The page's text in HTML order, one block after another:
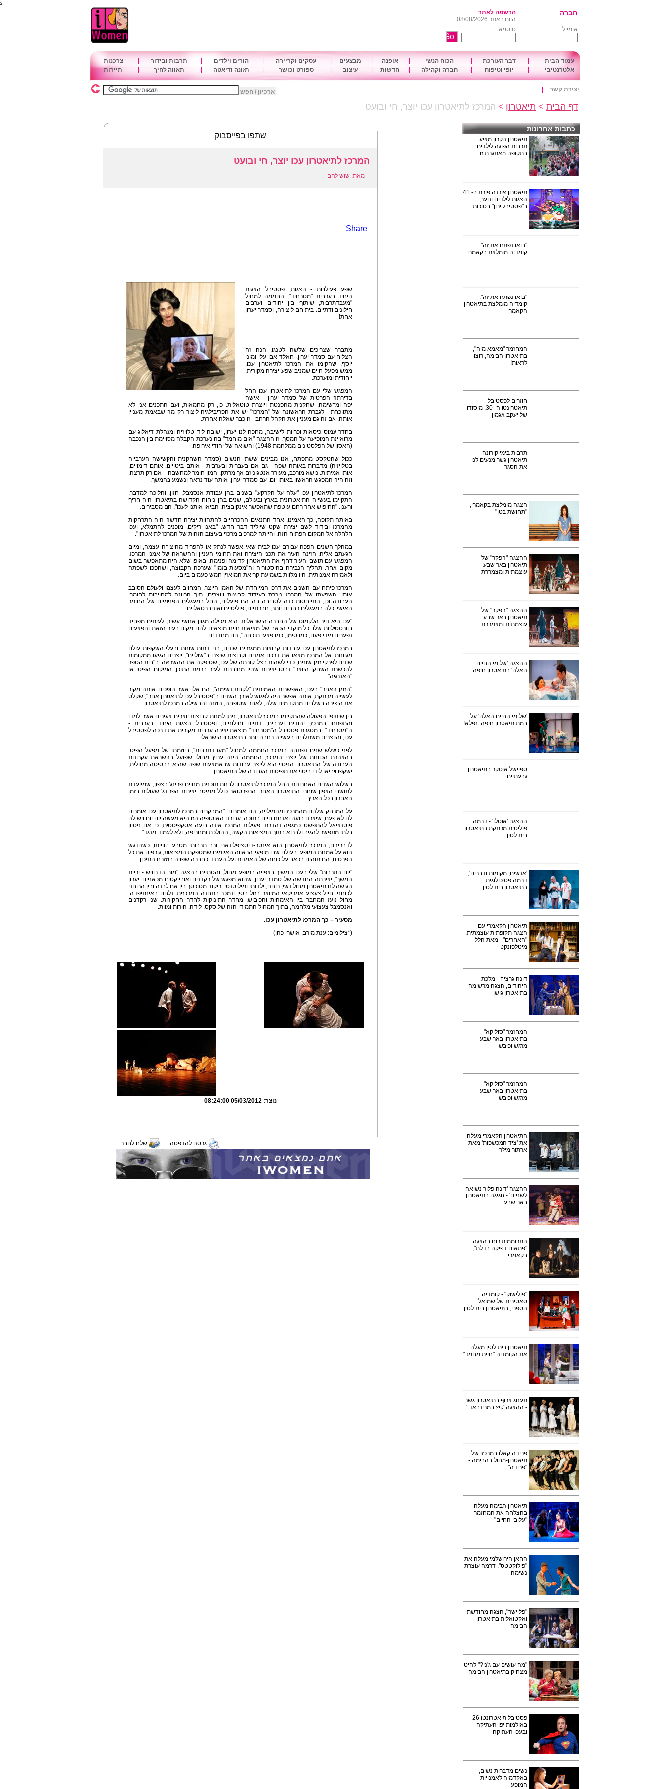
s
חברה
הרשמה לאתר
היום באתר 08/08/2026
אימייל
סיסמא
עמוד הבית דבר העורכת הכוח הנשי אופנה מבצעים עסקים וקריירה הורים וילדים תרבות ובידור
צרכנות
אלטרנטיבי
יופי וטיפוח חברה וקהילה חדשות עיצוב ספורט וכושר תזונה ודיאטה תאווה לחיך תיירות
יצירת קשר ארכיון / חפש
דף הבית > תיאטרון > המרכז לתיאטרון עכו יוצר, חי ובועט
כתבות אחרונות
תיאטרון הקרון מציע
תרבות הפוגה לילדים
בתקופה מאתגרת זו
תיאטרון אורנה פורת ב- 41
הצגות לילדים ונוער,
ב"פסטיבל ירון" בסוכות
"בואו נפתח את זה":
קומדיה מומלצת בקאמרי
"בואו נפתח את זה":
קומדיה מומלצת בתיאטרון
הקאמרי
המחזמר "מאמא מיה",
בתיאטרון הבימה, רוצו
לראות!
חוזרים לפסטיבל
תיאטרונטו ה- 30, מיסודו
של יעקב אגמון
תרבות בימי קורונה -
תיאטרון גשר מנעים לנו
את הסגר
הצגה מומלצת בקאמרי,
"תחושת בטן"
ההצגה "הפקר" של
תיאטרון באר שבע
עוצמתית ומצמררת
ההצגה "הפקר" של
תיאטרון באר שבע
עוצמתית ומצמררת
ההצגה 'של מי החיים
האלה' בתיאטרון חיפה
'של מי החיים האלה' על
במת תיאטרון חיפה. נפלא!
ספיישל אוסקר בתיאטרון
גבעתיים
ההצגה 'אוסלו' - דרמה
פוליטית מרתקת בתיאטרון
בית לסין
'אנשים, מקומות ודברים',
דרמה פסיכולוגית
בתיאטרון בית לסין
תיאטרון הקאמרי עם
הצגה תקופתית עוצמתית,
"האחרים" - מאת הלל
מיטלפונקט
דונה גרציה - מלכת
היהודים, הצגה מרשימה
בתיאטרון גושן
המחזמר "סוליקא"
בתיאטרון באר שבע -
מרגש וכובש
המחזמר "סוליקא"
בתיאטרון באר שבע -
מרגש וכובש
התיאטרון הקאמרי מעלה
את 'ציד המכשפות' מאת
ארתור מילר
ההצגה 'דונה פלור נשואה
לשניים' - חגיגה בתיאטרון
באר שבע
התרוממות רוח בהצגה
"פתאום דפיקה בדלת",
בקאמרי
"פולישוק" - קומדיה
סאטירית של שמואל
הספרי, בתיאטרון בית לסין
תיאטרון בית לסין מעלה
את הקומדיה "חיית מחמד"
תענוג צרוף בתיאטרון גשר
- ההצגה 'קיץ במרינבאד '
פרידה קאלו במרכזו של
תיאטרון-מחול בהבימה -
"פרידה"
תיאטרון הבימה מעלה
בהצלחה את המחזמר
"עלובי החיים"
החאן הירושלמי מעלה את
"פילוקטטס", דרמה עוצרת
נשימה
"פליישר", הצגה מחודשת
ואקטואלית בתיאטרון
הבימה
"מה עושים עם ג'ני?" להיט
מצחיק בתיאטרון הבימה
פסטיבל תיאטרונטו 26
באולמות יפו העתיקה
ובעכו העתיקה
נשים מדברות נשים,
באקדמיה לאמנויות
המופע
שתפו בפייסבוק
המרכז לתיאטרון עכו יוצר, חי ובועט
מאת: שוש להב
Share
שפע פעילויות - הצגות, פסטיבל הצגות
היחיד בערבית "מסרחיד", החממה למחול
"מעבדתרבות, שיתוף בין יהודים וערבים
חילונים ודתיים. בית חם ליצירה, וסמדר יערון
אחת!
מתברר שצריכים שלשה לטנגו, הנה זה
הצליח עם סמדר יערון, חאלד אבו עלי ומוני
יוסף, שהקימו את המרכז לתיאטרון עכו,
ממש מפעל חיים שמניב שפע יצירה מקורית,
ייחודית ומוערכת.
המפגש שלי עם המרכז לתיאטרון עכו החל
בדירתה הפרטית של סמדר יערון - אישה
יפה ומרשימה, שחקנית מהפנטת ויוצרת טוטאלית. כן, רק מחמאות, ועם התכנים אני לא
מתווכחת - לגברת הראשונה של "המרכז" יש את הפריבילגיה ליצור רק מה שבאמת מעניין
אותה. אם זה גם מעניין את הקהל הרחב - זו כבר שאלה אחרת.
בחדר עמוס כיסאות וכריות לישיבה, מחכה לנו יערון, ישובה ליד טלויזיה ומנהלת דיאלוג עם
מרואיינת המופיעה על המסך. זו ההצגה "אום מוחמד" בה נערכת הקבלה מסויימת בין הנכבה
(האסון של הפלסטינים ממלחמת 1948) והשואה של יהודי אירופה.
ככול שהטקסט מתפתח, אנו מבינים ששתי הנשים (סמדר השחקנית והקשישה הערבייה
בטלויזיה) מדברות באותה שפה - גם אם בעברית ובערבית - אותם ביטויים, אותם דימויים,
אותן אמיתות. נושא מורכב, מעורר אנטגוניזם אך מרתק. המון חומר למחשבה – אם רק תרצה.
וזה היה המפגש הראשון באותו יום, עם סמדר יערון, אותה עוד נראה ונשמע בהמשך.
המרכז לתיאטרון עכו "עלה על הקרקע" בשנים בהן עבודת אנסמבל, חזון, והליכה למדבר,
התקיימו בעשייה התיאטרונית בארץ ובעולם, שנים בהן ניחוח הקדושה בתיאטרון היה חריף
ורענן. "החיפוש אחר רחם עוטפת שתאפשר אינקובציה, הביאו אותנו לעכו", הם מסבירים.
באותה תקופה, כך האמינו, אחד התנאים ההכרחיים להתהוות יצירה חדשה היה התרחקות
מהמרכז ובידוד לשם יצירת שקט שיוליד דבר חדש. "באנו ריקים, מוכנים להתמלא, ועכו
חלחלה אל המקום הפתוח הזה, והייתה למרכיב מרכזי בעיצוב הזהות של המרכז לתיאטרון".
במהלך השנים הפכה עבורם עכו לבית שאי אפשר לנתק או להפריד מהיצירה עצמה, ומיום
הגעתם אליה, הזינה העיר את תכני היצירה ואת תחומי העניין וההשראה של אמני המרכז.
המפגש עם תושבי העיר דחף את התיאטרון קדימה ופנימה, באופן שלא היה מתאפשר בשום
מקום אחר. תהליך הנבירה בהיסטוריה וה"מסעות בזמן" שערכה הקבוצה, ושהפכו לשפתה
ולאמירה אמנותית, היו מלוות בשמיעת קריאת המואזין חמש פעמים ביום.
המרכז פיתח עם השנים את דרכו המיוחדת של האמן היוצר, המחויב לעצמו ולעולם הסובב
אותו. השפעתו של המרכז ניכרת בעידוד קבוצות ויוצרים, תוך הכוונה למחויבות לחומרי
העבודה וכן, התייחסות כנה לסביבה בה הם פועלים, החל במעגלים הפנימיים של החומר
האישי וכלה במעגלים רחבים יותר, חברתיים, פוליטיים ואוניברסאליים.
"עכו היא נייר הלקמוס של החברה הישראלית. היא מכילה מגוון אנושי עשיר, לעיתים מפחיד
בוורסטיליות שלו. כל מוקדי הכאב של מציאות חיינו מוצאים להם מקום בעיר הזאת והפצעים
נפערים מידי פעם, כמו סימן, כמו פצעי תוכחה", הם מחדדים.
במרכז לתיאטרון עכו עובדות קבוצות ממגזרים שונים, בני דתות שונות ובעלי השקפות עולם
מגוונות. אל המרכז מצאו את דרכם אמנים וקבוצות שיצרו ב"שוליים", יוצרים הגיעו ממקומות
שונים לפרקי זמן שונים, כדי לשהות בצל קורתה של עכו, שסיפקה את ההשראה. ב"בית הספר
להכשרת השחקן היוצר" נבטו יצירות שהיו מחוברות לעיר ברמת התוכן, המיקום הפיסי או
"האנרגיה".
"הזמן האחר" בעכו, האפשרות האמיתית "לקחת נשימה", הם אלו אשר הופכים אותה מקור
לעשייה מרתקת, אותה אפשר היה לפגוש לאורך השנים ב"פסטיבל עכו לתיאטרון אחר", שקלט
את היצירה בשלבים מתקדמים שלה, לאחר שטופחה, הוזנה והבשילה במרכז לתיאטרון.
בין שיתופי הפעולה שהתקיימו במרכז לתיאטרון, ניתן למנות קבוצות יוצרים צעירים אשר למדו
והתפתחו במרכז, יהודים וערבים, דתיים וחילוניים, ופסטיבל הצגות היחיד בערבית -
ה"מסרחיד". במסגרת פסטיבל ה"מסרחיד" מוצאת יצירה ערבית מקורית את דרכה לפסטיבל
עכו, והיוצרים משתלבים בעשייה רחבה יותר בתיאטרון הישראלי.
לפני כשלש שנים נפתחה במרכז החממה למחול "מעבדתרבות", ביוזמתו של מפעל הפיס.
בהצהרת הכוונות של יוצרי המרכז, החממה הינה ערוץ מחולי שפועל בהשראת עקרונות
העבודה של התיאטרון. הניסוי הוא לייצר עבודות שבאמצעות שפה שהיא בבסיסה מחולית,
ישקפו ויביאו לידי ביטוי את תפיסות העבודה של התיאטרון.
בשלוש השנים האחרונות החל המרכז לתיאטרון לבנות תוכנית מנויים פרינג' בצפון, שמיועדת
לתושבי הצפון שוחרי התיאטרון האחר. הרפרטואר כולל ממיטב יצירות הפרינג' שעולות בזמן
האחרון בכל הארץ.
על המרחק שלהם מהמרכז ומהמילייה, הם אומרים: "המבקרים במרכז לתיאטרון עכו אומרים
לנו לא פעם, שיצרנו בועה ואנחנו חיים בתוכה. עבורנו האוטופיה הזו היא מעשה יום יום ויש לה
פוטנציאל להתפשט כמגפה נהדרת. פעילות המרכז אינה בועה אסקפיסטית, כי אם ניסיון
בלתי מתפשר להגיב ולברוא בתוך המציאות הקשה, ההולכת ומחריפה, ולא לעמוד מנגד".
לדבריהם, המרכז לתיאטרון הוא אינטר-דיסציפלינארי ורב תרבותי מטבע הווייתו, כשהדגש
הוא על אמנות המופע. בעולם שבו מופעי הראווה האיומים שמספקת המציאות, גורפים את כל
הפרסים, הם תוהים בכאב על כוחה של האמנות ועל העתיד כחברה שפויה במזרח התיכון.
"יום התרבות" שלי בעכו המשיך בצפייה במופע מחול, והסתיים בהצגה "מות הדרוויש - יריית
המשך", יצירתה החדשה של סמדר יערון, שהוא מפגש של רקדנים ואובייקטים מכאניים. יערון
הגישה לנו תיאטרון מחול נשי, רוחני, ילדותי ומיליטנטי. ריקוד מסוכסך בין אם לבנה ובין הרוחני
לכוחני. חייל צעצוע אמריקאי המיוצר בזול בסין ונמכר בתחנה המרכזית, נלחם באינתיפדה.
מחול נועז המחבר בין האימהות והכיבוש, מחדר התינוקות לחדר החקירות. שני רקדנים
ואנסמבל צעצועי מלחמה, בתוך המחול התמידי הזה של סקס, לידה, הורות ומוות.
מסעיר – כך המרכז לתיאטרון עכו.
(*צילומים: ענת מירב, אושרי כהן)
נוצר:05/03/2012 08:24:00
גרסה להדפסה שלח לחבר